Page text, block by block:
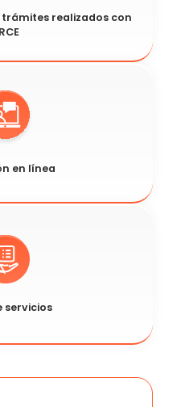
realizados con
en línea
servicios